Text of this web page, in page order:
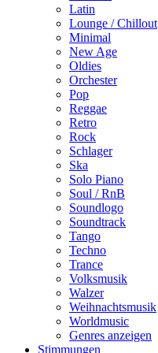
Latin
Lounge / Chillout
Minimal
New Age
Oldies
Orchester
Pop
Reggae
Retro
Rock
Schlager
Ska
Solo Piano
Soul / RnB
Soundlogo
Soundtrack
Tango
Techno
Trance
Volksmusik
Walzer
Weihnachtsmusik
Worldmusic
Genres anzeigen
Stimmungen